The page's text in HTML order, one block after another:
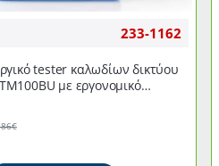
233-1162
tester καλωδίων δικτύου
με εργονομικό
λαβή